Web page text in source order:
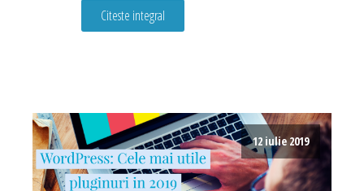
Citeste integral
12 iulie 2019